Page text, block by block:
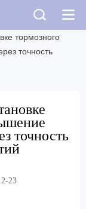
тормозного
точность
точность
23